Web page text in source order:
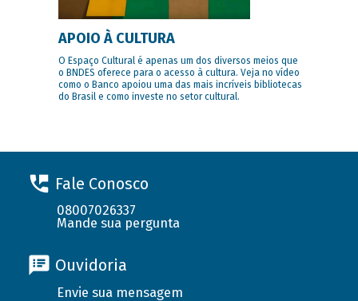
APOIO À CULTURA
O Espaço Cultural é apenas um dos diversos meios que
o BNDES oferece para o acesso à cultura. Veja no vídeo
como o Banco apoiou uma das mais incríveis bibliotecas
do Brasil e como investe no setor cultural.
Fale Conosco
08007026337
Mande sua pergunta
Ouvidoria
Envie sua mensagem